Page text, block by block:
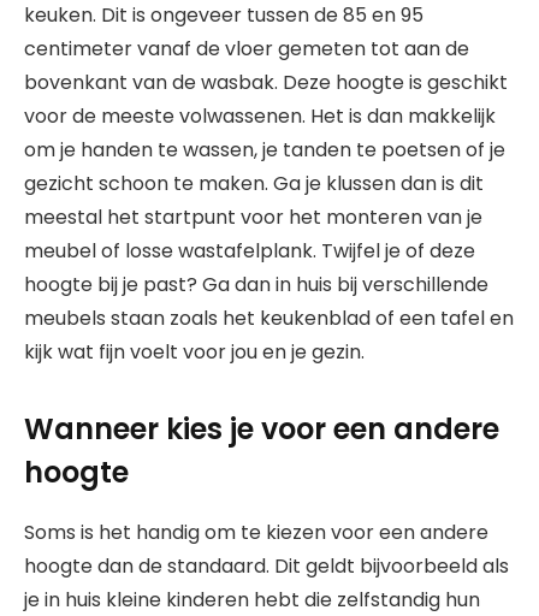
keuken. Dit is ongeveer tussen de 85 en 95
centimeter vanaf de vloer gemeten tot aan de
bovenkant van de wasbak. Deze hoogte is geschikt
voor de meeste volwassenen. Het is dan makkelijk
om je handen te wassen, je tanden te poetsen of je
gezicht schoon te maken. Ga je klussen dan is dit
meestal het startpunt voor het monteren van je
meubel of losse wastafelplank. Twijfel je of deze
hoogte bij je past? Ga dan in huis bij verschillende
meubels staan zoals het keukenblad of een tafel en
kijk wat fijn voelt voor jou en je gezin.
Wanneer kies je voor een andere
hoogte
Soms is het handig om te kiezen voor een andere
hoogte dan de standaard. Dit geldt bijvoorbeeld als
je in huis kleine kinderen hebt die zelfstandig hun